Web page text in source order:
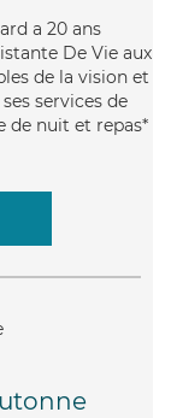
a 20 ans
De Vie aux
de la vision et
services de
de nuit et repas*